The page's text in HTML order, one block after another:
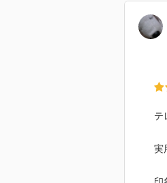
テ
実